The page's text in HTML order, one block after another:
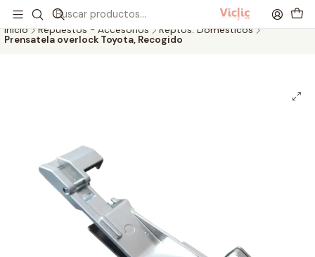
Este es el texto del slide
Leer más
Inicio
Repuestos - Accesorios
Reptos. Domésticos
Prensatela overlock Toyota, Recogido